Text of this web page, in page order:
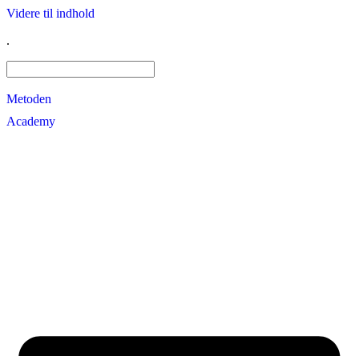
Videre til indhold
.
Metoden
Academy